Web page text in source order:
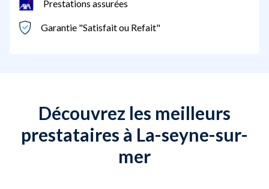
Prestations assurées
Garantie "Satisfait ou Refait"
Découvrez les meilleurs
prestataires à La-seyne-sur-
mer